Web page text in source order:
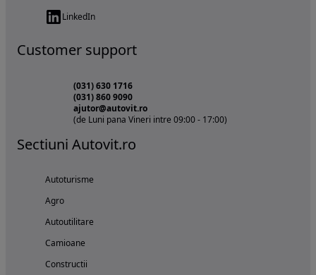
LinkedIn
Customer support
(031) 630 1716
(031) 860 9090
ajutor@autovit.ro
(de Luni pana Vineri intre 09:00 - 17:00)
Sectiuni Autovit.ro
Autoturisme
Agro
Autoutilitare
Camioane
Constructii